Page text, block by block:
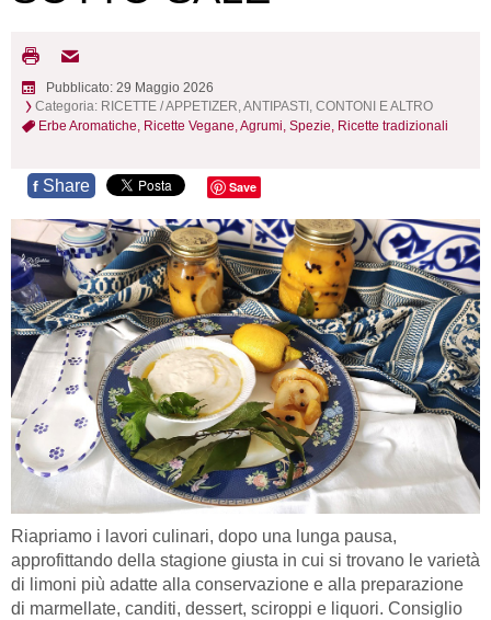
Pubblicato: 29 Maggio 2026
Categoria: RICETTE /APPETIZER, ANTIPASTI, CONTONI E ALTRO
Erbe Aromatiche, Ricette Vegane,Agrumi, Spezie, Ricette tradizionali
f Share Save
Riapriamo i lavori culinari, dopo una lunga pausa,
approfittando della stagione giusta in cui si trovano le varietà
di limoni più adatte alla conservazione e alla preparazione
di marmellate, canditi, dessert, sciroppi e liquori. Consiglio